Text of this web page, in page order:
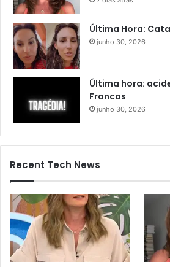
Última Hora:
junho 30, 2026
Última hora:
Francos
junho 30, 2026
Recent Tech News